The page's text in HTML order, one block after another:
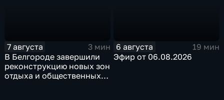
7 августа
3 мин
В Белгороде завершили
реконструкцию новых зон
отдыха и общественных
6 августа
19 мин
Эфир от 06.08.2026